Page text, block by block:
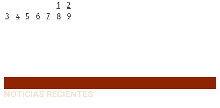
1
2
3
4 5 6 7 8
9
NOTICIAS RECIENTES